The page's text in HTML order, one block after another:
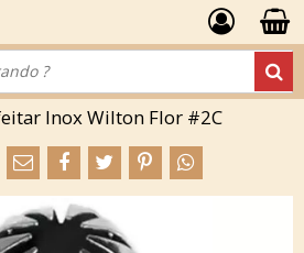
Inox Wilton Flor #2C